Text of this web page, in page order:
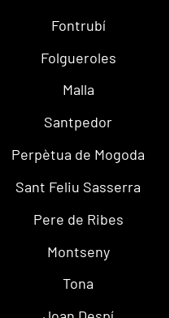
Fontrubí
Folgueroles
Malla
Santpedor
Perpètua de Mogoda
Sant Feliu Sasserra
Pere de Ribes
Montseny
Tona